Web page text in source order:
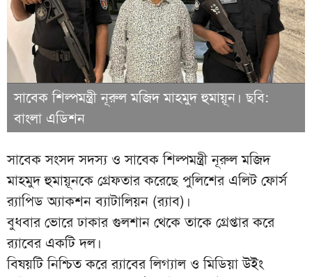
সাবেক শিল্পমন্ত্রী নূরুল মজিদ মাহমুদ হুমায়ূন। ছবি:
বাংলা এডিশন
সাবেক সংসদ সদস্য ও সাবেক শিল্পমন্ত্রী নূরুল মজিদ
মাহমুদ হুমায়ূনকে গ্রেফতার করেছে পুলিশের এলিট ফোর্স
র‍্যাপিড অ্যাকশন ব্যাটালিয়ন (র‍্যাব)।
বুধবার ভোরে ঢাকার গুলশান থেকে তাকে গ্রেপ্তার করে
র‍্যাবের একটি দল।
বিষয়টি নিশ্চিত করে র‍্যাবের লিগ্যাল ও মিডিয়া উইং